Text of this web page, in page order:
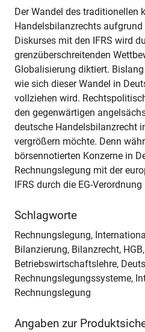
Der Wandel des traditionellen
Handelsbilanzrechts aufgrund
Diskurses mit den IFRS wird
grenzüberschreitenden
Globalisierung diktiert.
wie sich dieser Wandel in
vollziehen wird.
den gegenwärtigen
deutsche Handelsbilanzrecht
vergrößern möchte. Denn
börsennotierten Konzerne in
Rechnungslegung mit der
IFRS durch die EG-
Schlagworte
Rechnungslegung,
Bilanzierung, Bilanzrecht,
Betriebswirtschaftslehre,
Rechnungslegungssysteme,
Rechnungslegung
Angaben zur